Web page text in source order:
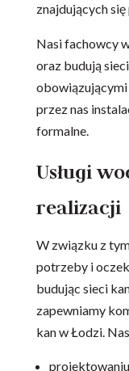
znajdujących
Nasi fachowcy
oraz budują
przez nas
formalne.
Usługi
realizacji
W związku z
potrzeby i
budując sieci
zapewniamy
kan w Łodzi.